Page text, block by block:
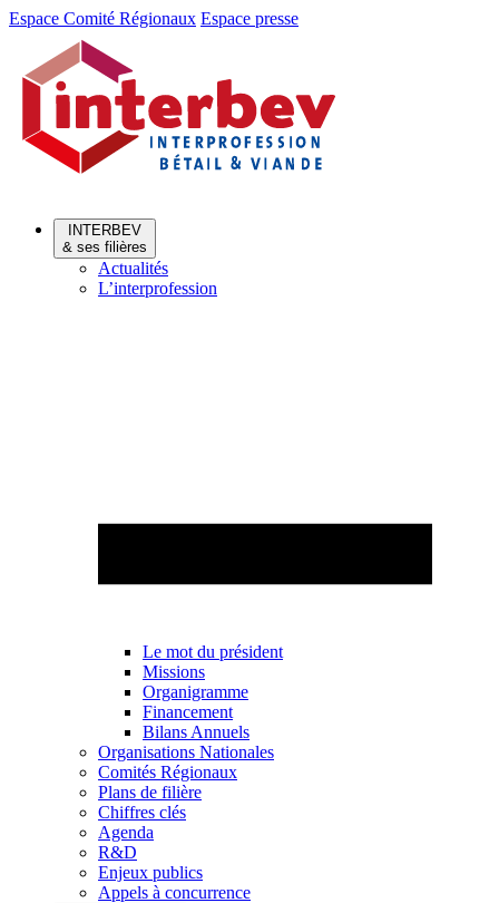
Aller
Aller
contenu
Espace Comité Régionaux Espace presse
INTERBEV
& ses filières
Actualités
L’interprofession
Le mot du président
Missions
Organigramme
Financement
Bilans Annuels
Organisations Nationales
Comités Régionaux
Plans de filière
Chiffres clés
Agenda
R&D
Enjeux publics
Appels à concurrence